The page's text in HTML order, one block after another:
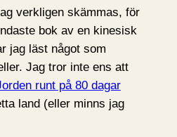
verkligen skämmas, för
bok av en kinesisk
jag läst något som
Jag tror inte ens att
runt på 80 dagar
land (eller minns jag